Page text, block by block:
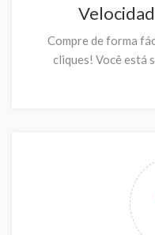
Compre de forma
cliques! Você está